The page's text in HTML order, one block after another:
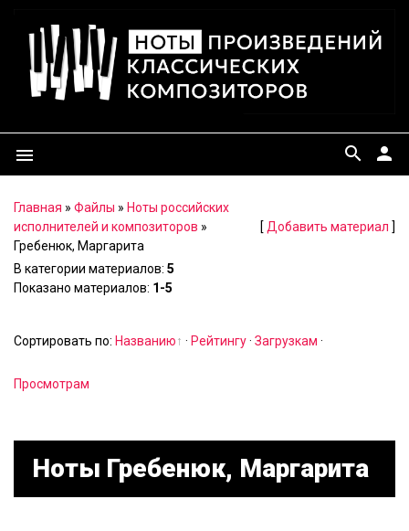
menu person
search
Главная » Файлы » Ноты российских
исполнителей и композиторов »
Гребенюк, Маргарита
[ Добавить материал ]
В категории материалов: 5
Показано материалов: 1-5
Сортировать по: Названию · Рейтингу· Загрузкам ·
Просмотрам
Ноты Гребенюк, Маргарита